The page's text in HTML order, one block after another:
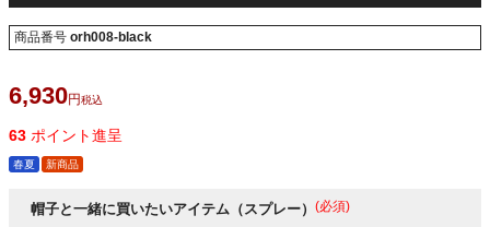
商品番号 orh008-black
6,930 税込
63 ポイント進呈
春夏 新商品
帽子と一緒に買いたいアイテム（スプレー） (必須)